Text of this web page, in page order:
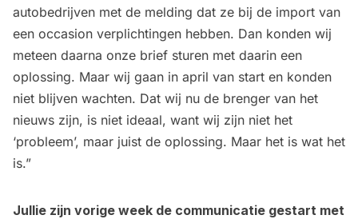
autobedrijven met de melding dat ze bij de import van
een occasion verplichtingen hebben. Dan konden wij
meteen daarna onze brief sturen met daarin een
oplossing. Maar wij gaan in april van start en konden
niet blijven wachten. Dat wij nu de brenger van het
nieuws zijn, is niet ideaal, want wij zijn niet het
‘probleem’, maar juist de oplossing. Maar het is wat het
is.”
Jullie zijn vorige week de communicatie gestart met